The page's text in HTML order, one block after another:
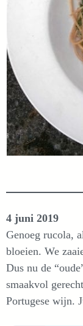
4 juni 2019
Genoeg rucola,
bloeien. We
Dus nu de
smaakvol
Portugese wijn.